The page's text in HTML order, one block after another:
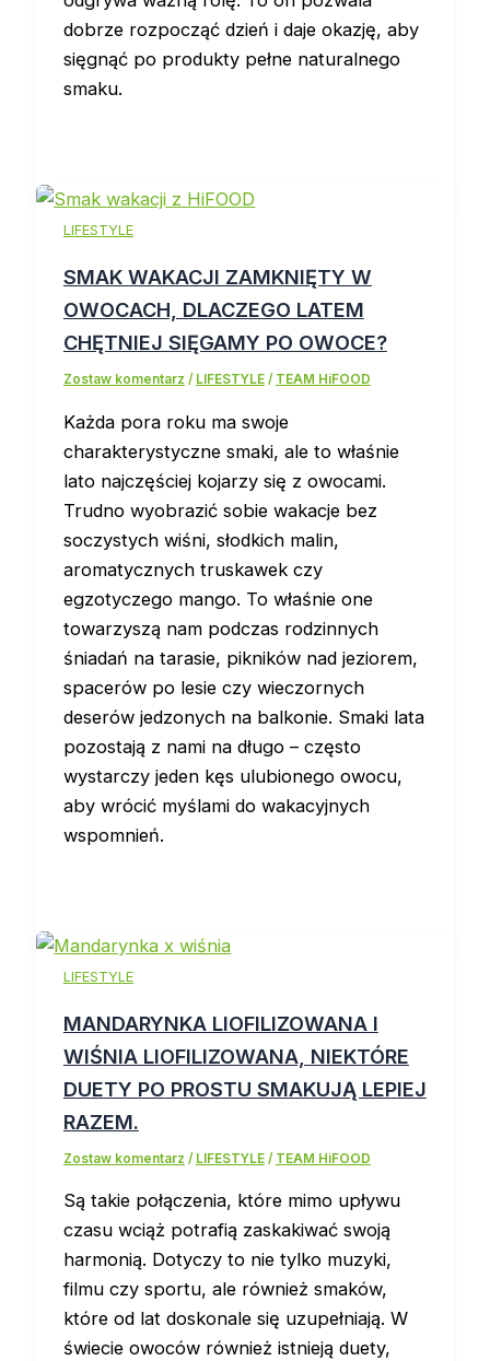
dobrze rozpocząć dzień i daje okazję, aby
sięgnąć po produkty pełne naturalnego
smaku.
LIFESTYLE
SMAK WAKACJI ZAMKNIĘTY W
OWOCACH, DLACZEGO LATEM
CHĘTNIEJ SIĘGAMY PO OWOCE?
Zostaw komentarz / LIFESTYLE/ TEAM HiFOOD
Każda pora roku ma swoje
charakterystyczne smaki, ale to właśnie
lato najczęściej kojarzy się z owocami.
Trudno wyobrazić sobie wakacje bez
soczystych wiśni, słodkich malin,
aromatycznych truskawek czy
egzotyczego mango. To właśnie one
towarzyszą nam podczas rodzinnych
śniadań na tarasie, pikników nad jeziorem,
spacerów po lesie czy wieczornych
deserów jedzonych na balkonie. Smaki lata
pozostają z nami na długo – często
wystarczy jeden kęs ulubionego owocu,
aby wrócić myślami do wakacyjnych
wspomnień.
LIFESTYLE
MANDARYNKA LIOFILIZOWANA I
WIŚNIA LIOFILIZOWANA, NIEKTÓRE
DUETY PO PROSTU SMAKUJĄ LEPIEJ
RAZEM.
Zostaw komentarz / LIFESTYLE/ TEAM HiFOOD
Są takie połączenia, które mimo upływu
czasu wciąż potrafią zaskakiwać swoją
harmonią. Dotyczy to nie tylko muzyki,
filmu czy sportu, ale również smaków,
które od lat doskonale się uzupełniają. W
świecie owoców również istnieją duety,